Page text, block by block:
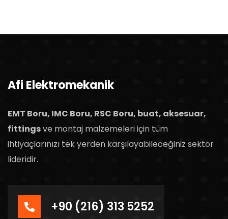
Afi Elektromekanik
EMT Boru, IMC Boru, RSC Boru, buat, aksesuar,
fittingsve montaj malzemeleri için tüm
ihtiyaçlarınızı tek yerden karşılayabileceğiniz sektör
lideridir.
+90 (216) 313 5252